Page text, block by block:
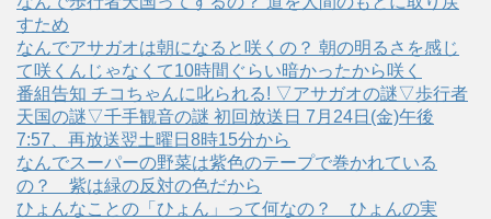
すため
なんでアサガオは朝になると咲くの？ 朝の明るさを感じ
て咲くんじゃなくて10時間ぐらい暗かったから咲く
番組告知 チコちゃんに叱られる! ▽アサガオの謎▽歩行者
天国の謎▽千手観音の謎 初回放送日 7月24日(金)午後
7:57、再放送翌土曜日8時15分から
なんでスーパーの野菜は紫色のテープで巻かれている
の？ 紫は緑の反対の色だから
ひょんなことの「ひょん」って何なの？ ひょんの実